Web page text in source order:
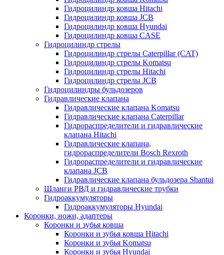
Гидроцилиндр ковша Hitachi
Гидроцилиндр ковша JCB
Гидроцилиндр ковша Hyundai
Гидроцилиндр ковша CASE
Гидроцилиндр стрелы
Гидроцилиндр стрелы Caterpillar (CAT)
Гидроцилиндр стрелы Komatsu
Гидроцилиндр стрелы Hitachi
Гидроцилиндр стрелы JCB
Гидроцилиндры бульдозеров
Гидравлические клапана
Гидравлические клапана Komatsu
Гидравлические клапана Caterpillar
Гидрораспределители и гидравлические
клапана Hitachi
Гидравлические клапана,
гидрораспределители Bosch Rexroth
Гидрораспределители и гидравлические
клапана JCB
Гидравлические клапана бульдозера Shantui
Шланги РВД и гидравлические трубки
Гидроаккумуляторы
Гидроаккумуляторы Hyundai
Коронки, ножи, адаптеры
Коронки и зубья ковша
Коронки и зубья ковша Hitachi
Коронки и зубья Komatsu
Коронки и зубья Hyundai